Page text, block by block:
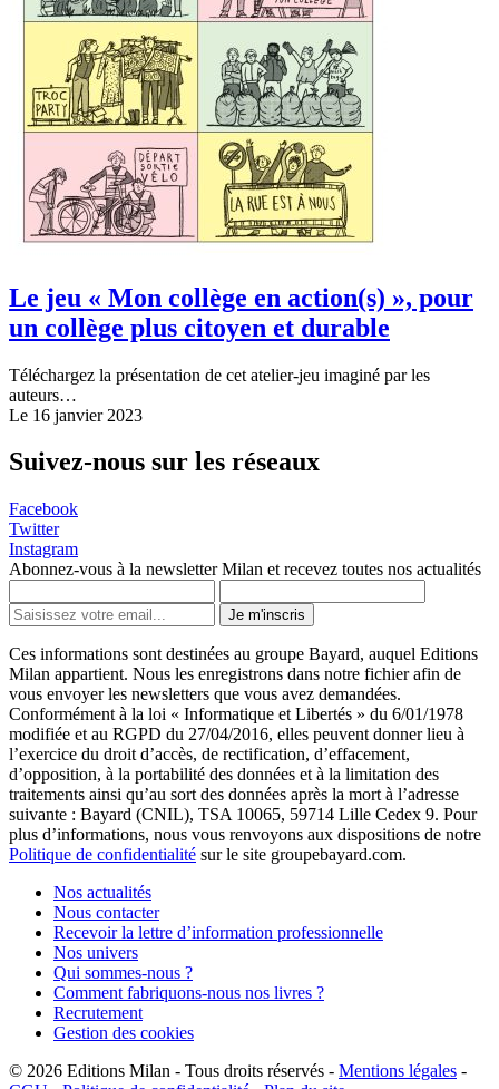
Le jeu « Mon collège en action(s) », pour
un collège plus citoyen et durable
Téléchargez la présentation de cet atelier-jeu imaginé par les
auteurs…
Le 16 janvier 2023
Suivez-nous sur les réseaux
Facebook
Twitter
Instagram
Abonnez-vous à la newsletter Milan et recevez toutes nos actualités
Je m'inscris
Ces informations sont destinées au groupe Bayard, auquel Editions
Milan appartient. Nous les enregistrons dans notre fichier afin de
vous envoyer les newsletters que vous avez demandées.
Conformément à la loi « Informatique et Libertés » du 6/01/1978
modifiée et au RGPD du 27/04/2016, elles peuvent donner lieu à
l’exercice du droit d’accès, de rectification, d’effacement,
d’opposition, à la portabilité des données et à la limitation des
traitements ainsi qu’au sort des données après la mort à l’adresse
suivante : Bayard (CNIL), TSA 10065, 59714 Lille Cedex 9. Pour
plus d’informations, nous vous renvoyons aux dispositions de notre
Politique de confidentialité sur le site groupebayard.com.
Nos actualités
Nous contacter
Recevoir la lettre d’information professionnelle
Nos univers
Qui sommes-nous ?
Comment fabriquons-nous nos livres ?
Recrutement
Gestion des cookies
© 2026 Editions Milan - Tous droits réservés - Mentions légales -